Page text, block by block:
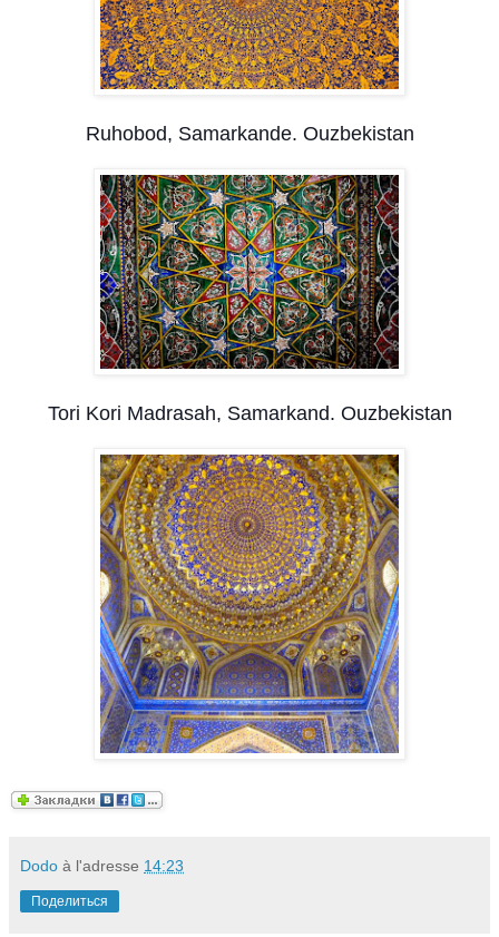
Ruhobod, Samarkande. Ouzbekistan
Tori Kori Madrasah, Samarkand. Ouzbekistan
Dodo à l'adresse 14:23
Поделиться